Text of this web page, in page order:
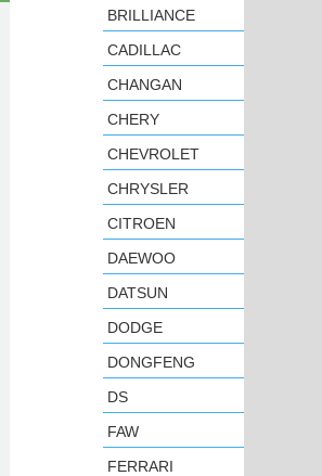
BRILLIANCE
CADILLAC
CHANGAN
CHERY
CHEVROLET
CHRYSLER
CITROEN
DAEWOO
DATSUN
DODGE
DONGFENG
DS
FAW
FERRARI